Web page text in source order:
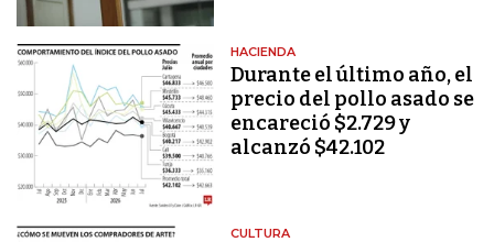
HACIENDA
Durante el último año, el
precio del pollo asado se
encareció $2.729 y
alcanzó $42.102
CULTURA